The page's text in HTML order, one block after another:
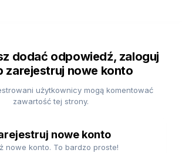
dodać odpowiedź, zaloguj
zarejestruj nowe konto
użytkownicy mogą komentować
zawartość tej strony.
nowe konto
nowe konto. To bardzo proste!